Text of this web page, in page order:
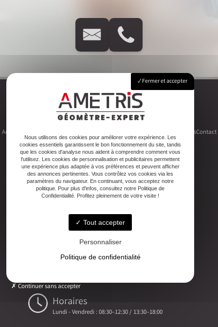
Accueil Copropriété Topographie Autres activitésContact
Adresse
2ter Cour Xavier Moreau, 33720 Podensac
Téléphone
05 56 27 26 08
Email
Horaires
Lundi - Vendredi : 08:30–12:30 / 13:30–18:00
Fermer et accepter
Nous utilisons des cookies pour améliorer votre expérience. Les
cookies essentiels garantissent le bon fonctionnement du site, tandis
que les cookies d'analyse nous aident à comprendre comment vous
l'utilisez. Les cookies de personnalisation et publicitaires permettent
une expérience plus adaptée à vos préférences et peuvent afficher
des annonces pertinentes. Vous contrôlez vos cookies via les
paramètres du navigateur. En continuant, vous acceptez notre
politique. Pour plus d'infos, consultez notre Politique de
Confidentialité. Profitez pleinement de votre visite !
Tout accepter
Personnaliser
Politique de confidentialité
Continuer sans accepter